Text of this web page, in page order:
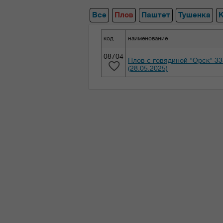
Все Плов Паштет Тушенка
код наименование
08704
Плов с говядиной "Орск"
(28.05.2025)